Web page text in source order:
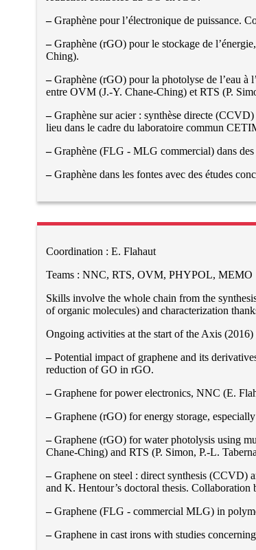
–Graphène pour l’électronique de puissance.
–Graphène (rGO) pour le stockage de
Ching).
–Graphène (rGO) pour la photolyse de l’eau à
entre OVM (J.-Y. Chane-Ching) et RTS (P.
–Graphène sur acier : synthèse directe (CCVD)
lieu dans le cadre du laboratoire commun
–Graphène (FLG - MLG commercial) dans des
–Graphène dans les fontes avec des études
Coordination : E. Flahaut
Teams : NNC, RTS, OVM, PHYPOL, MEMO
Skills involve the whole chain from the
of organic molecules) and characterization
Ongoing activities at the start of the Axis
–Potential impact of graphene and its
reduction of GO in rGO.
–Graphene for power electronics, NNC (E.
–Graphene (rGO) for energy storage,
–Graphene (rGO) for water photolysis using
Chane-Ching) and RTS (P. Simon, P.-L.
–Graphene on steel : direct synthesis (CCVD)
and K. Hentour’s doctoral thesis.
–Graphene (FLG - commercial MLG) in
–Graphene in cast irons with studies